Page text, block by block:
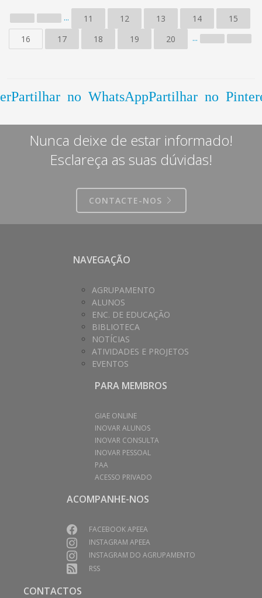
... 11 12 13 14
15
16
17 18 19 20 ...
Partilhar no WhatsAppPartilhar no
Nunca deixe de estar informado!
Esclareça as suas dúvidas!
CONTACTE-NOS
NAVEGAÇÃO
AGRUPAMENTO
ALUNOS
ENC. DE EDUCAÇÃO
BIBLIOTECA
NOTÍCIAS
ATIVIDADES E PROJETOS
EVENTOS
PARA MEMBROS
GIAE ONLINE
INOVAR ALUNOS
INOVAR CONSULTA
INOVAR PESSOAL
PAA
ACESSO PRIVADO
ACOMPANHE-NOS
FACEBOOK APEEA
INSTAGRAM APEEA
INSTAGRAM DO AGRUPAMENTO
RSS
CONTACTOS